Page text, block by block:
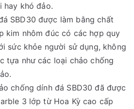
hay khó đảo.
SBD30 được làm bằng chất
kim nhôm đúc có các hợp quy
sức khỏe người sử dụng, không
tựa như các loại chảo chống
chống dính đá SBD30 đã được
3 lớp từ Hoa Kỳ cao cấp